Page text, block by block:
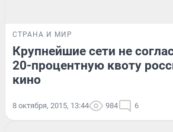
СТРАНА И МИР
Крупнейшие сети не
20-процентную квоту
кино
8 октября, 2015, 13:44 984 6